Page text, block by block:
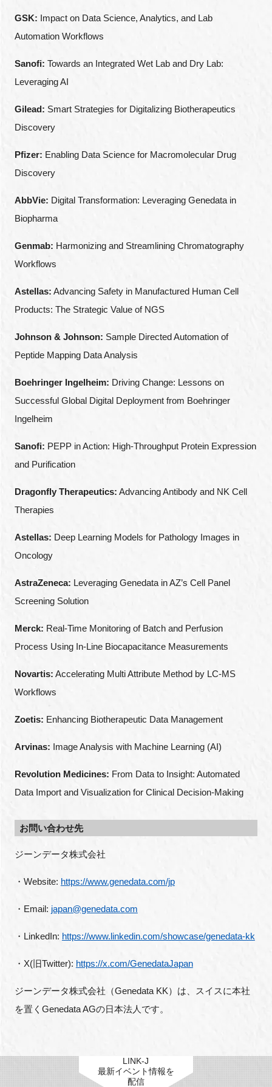
GSK: Impact on Data Science, Analytics, and Lab
Automation Workflows
Sanofi: Towards an Integrated Wet Lab and Dry Lab:
Leveraging AI
Gilead: Smart Strategies for Digitalizing Biotherapeutics
Discovery
Pfizer: Enabling Data Science for Macromolecular Drug
Discovery
AbbVie: Digital Transformation: Leveraging Genedata in
Biopharma
Genmab: Harmonizing and Streamlining Chromatography
Workflows
Astellas: Advancing Safety in Manufactured Human Cell
Products: The Strategic Value of NGS
Johnson & Johnson: Sample Directed Automation of
Peptide Mapping Data Analysis
Boehringer Ingelheim: Driving Change: Lessons on
Successful Global Digital Deployment from Boehringer
Ingelheim
Sanofi: PEPP in Action: High-Throughput Protein Expression
and Purification
Dragonfly Therapeutics: Advancing Antibody and NK Cell
Therapies
Astellas: Deep Learning Models for Pathology Images in
Oncology
AstraZeneca: Leveraging Genedata in AZ’s Cell Panel
Screening Solution
Merck: Real-Time Monitoring of Batch and Perfusion
Process Using In-Line Biocapacitance Measurements
Novartis: Accelerating Multi Attribute Method by LC-MS
Workflows
Zoetis: Enhancing Biotherapeutic Data Management
Arvinas: Image Analysis with Machine Learning (AI)
Revolution Medicines: From Data to Insight: Automated
Data Import and Visualization for Clinical Decision-Making
お問い合わせ先
ジーンデータ株式会社
・Website: https://www.genedata.com/jp
・Email: japan@genedata.com
・LinkedIn: https://www.linkedin.com/showcase/genedata-kk
・X(旧Twitter): https://x.com/GenedataJapan
ジーンデータ株式会社（Genedata KK）は、スイスに本社
を置くGenedata AGの日本法人です。
LINK-J
最新イベント情報を
配信